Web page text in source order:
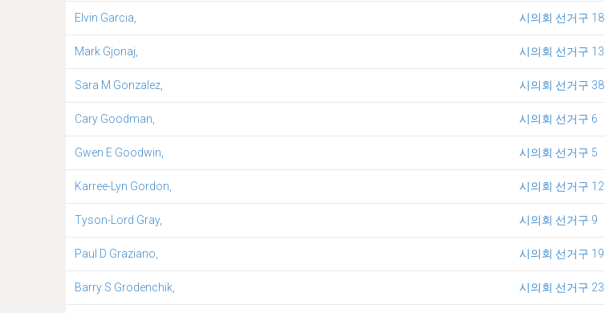
Elvin Garcia, 시의회 선거구 18
Mark Gjonaj, 시의회 선거구 13
Sara M Gonzalez, 시의회 선거구 38
Cary Goodman, 시의회 선거구 6
Gwen E Goodwin, 시의회 선거구 5
Karree-Lyn Gordon, 시의회 선거구 12
Tyson-Lord Gray, 시의회 선거구 9
Paul D Graziano, 시의회 선거구 19
Barry S Grodenchik, 시의회 선거구 23